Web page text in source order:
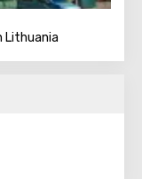
Lithuania